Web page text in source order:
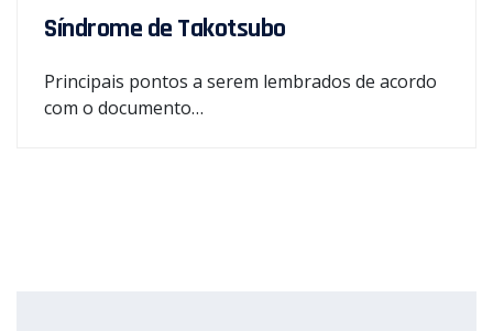
Síndrome de Takotsubo
Principais pontos a serem lembrados de acordo
com o documento…